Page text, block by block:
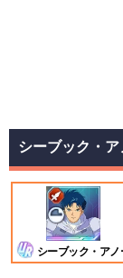
シーブック・
シーブック・アノ